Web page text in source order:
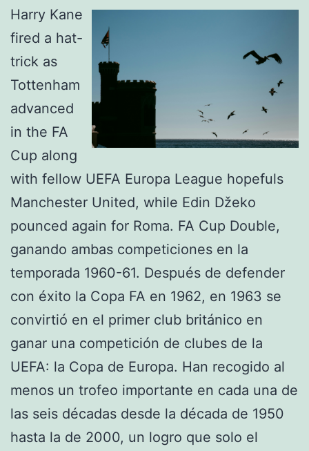
Harry Kane
fired a hat-
trick as
Tottenham
advanced
in the FA
Cup along
with fellow UEFA Europa League hopefuls
Manchester United, while Edin Džeko
pounced again for Roma. FA Cup Double,
ganando ambas competiciones en la
temporada 1960-61. Después de defender
con éxito la Copa FA en 1962, en 1963 se
convirtió en el primer club británico en
ganar una competición de clubes de la
UEFA: la Copa de Europa. Han recogido al
menos un trofeo importante en cada una de
las seis décadas desde la década de 1950
hasta la de 2000, un logro que solo el